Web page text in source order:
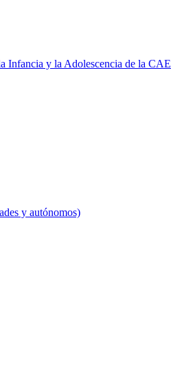
Infancia y la Adolescencia de la CAE
y autónomos)